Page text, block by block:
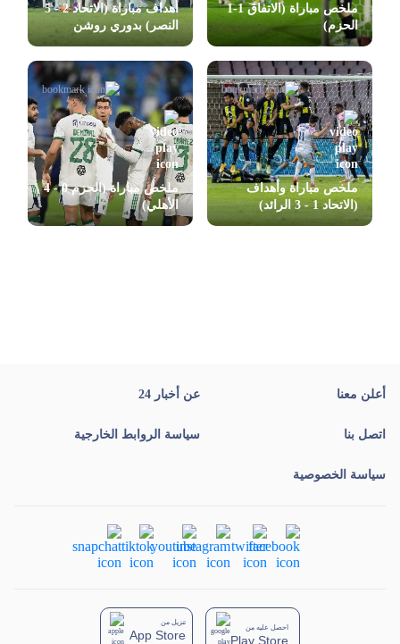
ملخص مباراة (الاتفاق 1-1
الحزم)
أهداف مباراة (الاتحاد 2 - 5
النصر) بدوري روشن
ملخص مباراة وأهداف
(الاتحاد 1 - 3 الرائد)
ملخص مباراة (الحزم 0 - 4
الأهلي)
أعلن معنا عن أخبار 24
اتصل بنا سياسة الروابط الخارجية
سياسة الخصوصية
تنزيل من
App Store
احصل عليه من
Play Store